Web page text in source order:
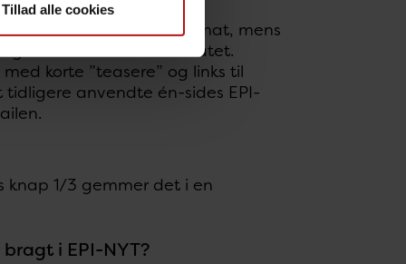
Tillad alle cookies
med det nuværende format, mens
utilfredse med formatet.
korte ”teasere” og links til
anvendte én-sides EPI-
knap 1/3 gemmer det i en
i EPI-NYT?